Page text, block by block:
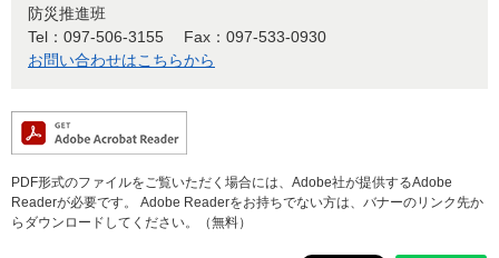
防災推進班
Tel：097-506-3155
Fax：097-533-0930
お問い合わせはこちらから
PDF形式のファイルをご覧いただく場合には、Adobe社が提供するAdobe
Readerが必要です。
Adobe Readerをお持ちでない方は、バナーのリンク先か
らダウンロードしてください。（無料）